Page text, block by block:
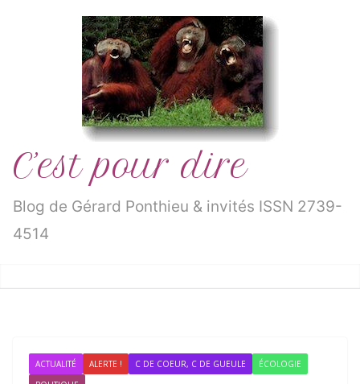
C’est pour dire
Blog de Gérard Ponthieu & invités ISSN 2739-
4514
ACTUALITÉ ALERTE ! C DE COEUR, C DE GUEULE
ÉCOLOGIE